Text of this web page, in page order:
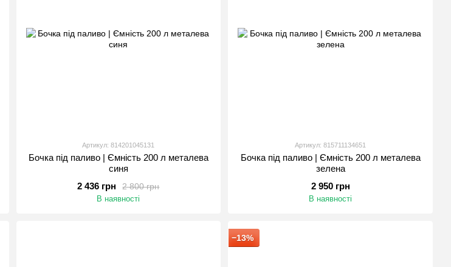
Артикул: 814201045131
Бочка під паливо | Ємність 200 л металева
синя
2 800 грн
2 436 грн
В наявності
Артикул: 815711134651
Бочка під паливо | Ємність 200 л металева
зелена
2 950 грн
В наявності
−13%